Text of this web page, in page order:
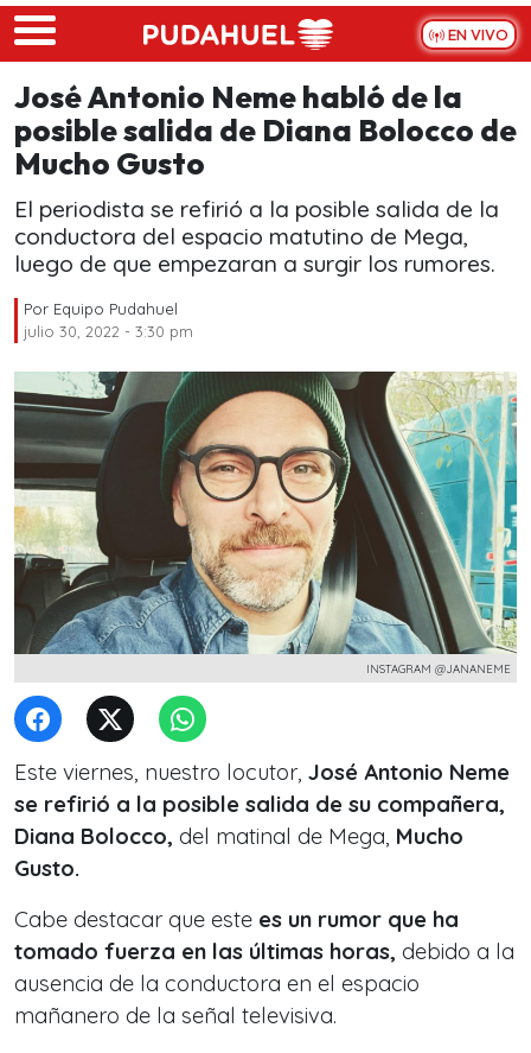
Skip to main content
EN VIVO
José Antonio Neme habló de la
posible salida de Diana Bolocco de
Mucho Gusto
El periodista se refirió a la posible salida de la
conductora del espacio matutino de Mega,
luego de que empezaran a surgir los rumores.
Por Equipo Pudahuel
julio 30, 2022 - 3:30 pm
INSTAGRAM @JANANEME
Este viernes, nuestro locutor, José Antonio Neme
se refirió a la posible salida de su compañera,
Diana Bolocco, del matinal de Mega, Mucho
Gusto.
Cabe destacar que este es un rumor que ha
tomado fuerza en las últimas horas, debido a la
ausencia de la conductora en el espacio
mañanero de la señal televisiva.